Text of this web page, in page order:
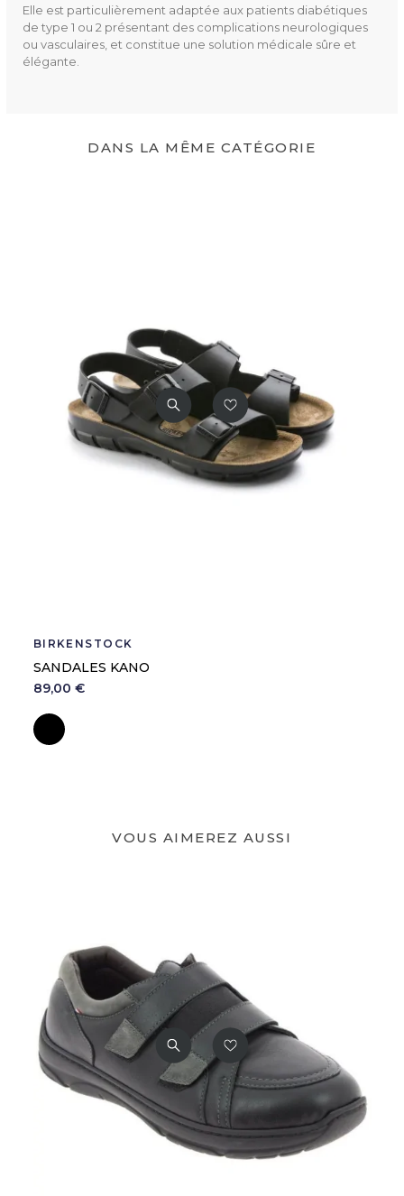
Elle est particulièrement adaptée aux patients diabétiques
de type 1 ou 2 présentant des complications neurologiques
ou vasculaires, et constitue une solution médicale sûre et
élégante.
DANS LA MÊME CATÉGORIE
BIRKENSTOCK
SANDALES KANO
89,00 €
Noir
VOUS AIMEREZ AUSSI